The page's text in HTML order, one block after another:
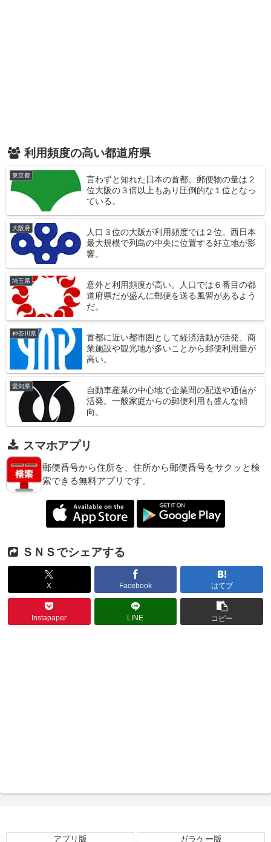
利用頻度の高い都道府県
東京都
言わずと知れた日本の首都。郵便物の量は２
位大阪の３倍以上もあり圧倒的な１位となっ
ている。
大阪府
人口３位の大阪が利用頻度では２位。西日本
最大規模で列島の中央に位置する好立地が影
響。
埼玉県
意外と利用頻度が高い。人口では６番目の都
道府県だが盛んに郵便を送る風習があるよう
だ。
神奈川県
首都に近い都市圏として経済活動が活発、商
業施設や観光地が多いことから郵便利用量が
高い。
愛知県
自動車産業の中心地で企業間の配送や通信が
活発。一般家庭からの郵便利用も盛んな傾
向。
スマホアプリ
郵便番号から住所を、住所から郵便番号をサクッと検
索できる無料アプリです。
ＳＮＳでシェアする
X Facebook はてブ
Instapaper LINE コピー
アプリ版 ガラケー版